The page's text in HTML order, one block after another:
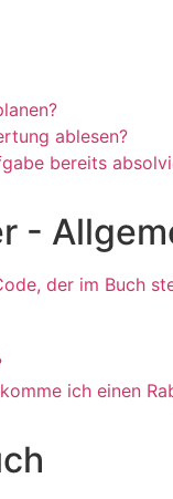
ablesen?
bereits
-
der im Buch
ich einen